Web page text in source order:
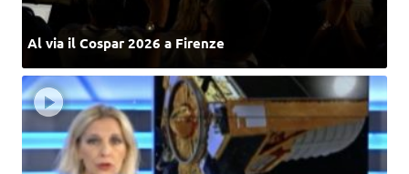
Al via il Cospar 2026 a Firenze